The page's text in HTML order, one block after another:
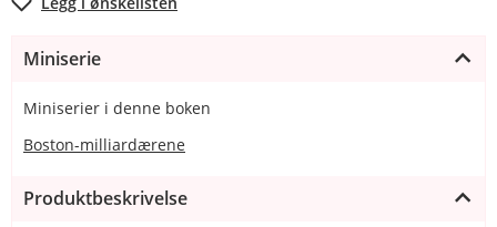
Miniserie
Miniserier i denne boken
Boston-milliardærene
Produktbeskrivelse